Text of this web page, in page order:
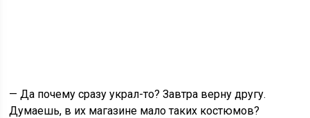
— Да почему сразу украл-то? Завтра верну другу.
Думаешь, в их магазине мало таких костюмов?